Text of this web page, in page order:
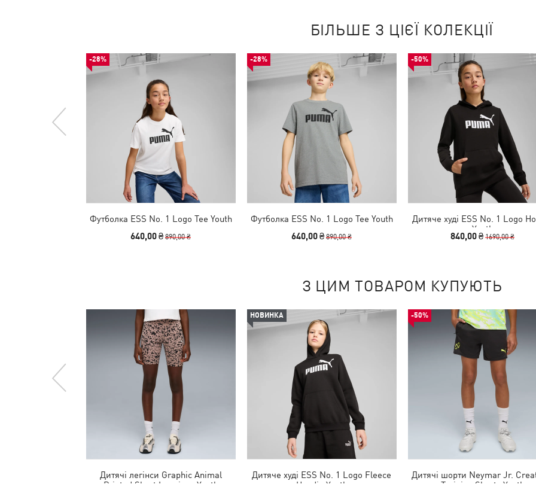
БІЛЬШЕ З ЦІЄЇ КОЛЕКЦІЇ
-28%
Футболка ESS No. 1 Logo Tee Youth
640,00 ₴890,00 ₴
-28%
Футболка ESS No. 1 Logo Tee Youth
640,00 ₴890,00 ₴
-50%
Дитяче худі ESS No. 1 Logo
Youth
840,00 ₴1690,00 ₴
З ЦИМ ТОВАРОМ КУПУЮТЬ
Дитячі легінси Graphic Animal
Printed Short Leggings Youth
НОВИНКА
Дитяче худі ESS No. 1 Logo Fleece
Hoodie Youth
-50%
Дитячі шорти Neymar Jr.
Training Shorts Youth